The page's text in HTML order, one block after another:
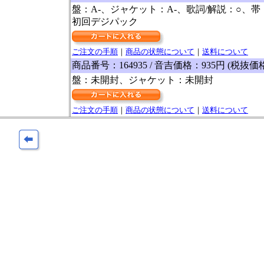
盤：A-、ジャケット：A-、歌詞/解説：○、帯
初回デジパック
ご注文の手順 ｜ 商品の状態について ｜ 送料について
商品番号：164935 / 音吉価格：935円 (税抜価
盤：未開封、ジャケット：未開封
ご注文の手順 ｜ 商品の状態について ｜ 送料について